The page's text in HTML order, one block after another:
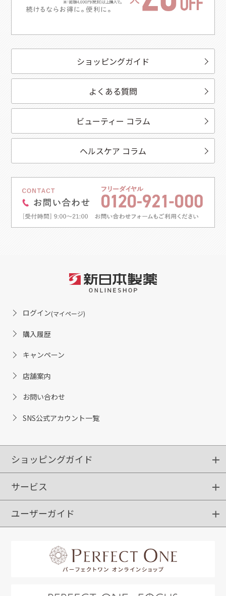
ショッピングガイド
よくある質問
ビューティー コラム
ヘルスケア コラム
ログイン(マイページ)
購入履歴
キャンペーン
店舗案内
お問い合わせ
SNS公式アカウント一覧
ショッピングガイド
ショッピングガイド
ご注文方法
送料・配送
クーポンご利用方法
サービス
定期購入
ポイントサービス
お知らせメール
ユーザーガイド